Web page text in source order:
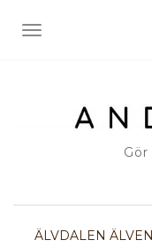
SLÅ PÅ/AV
ÄLVDALEN ÄLVEN